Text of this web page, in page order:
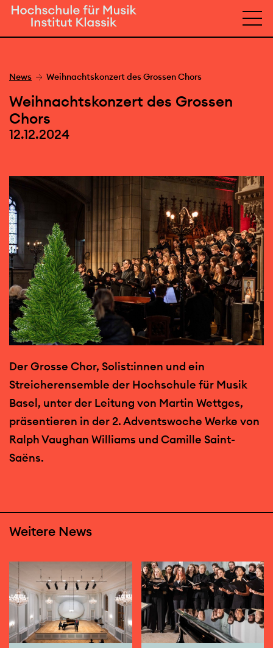
News Weihnachtskonzert des Grossen Chors
Weihnachtskonzert des Grossen
Chors
12.12.2024
Der Grosse Chor, Solist:innen und ein
Streicherensemble der Hochschule für Musik
Basel, unter der Leitung von Martin Wettges,
präsentieren in der 2. Adventswoche Werke von
Ralph Vaughan Williams und Camille Saint-
Saëns.
Weitere News